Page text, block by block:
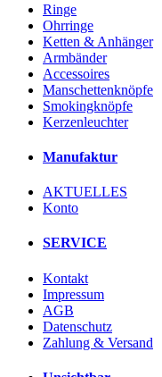
Ringe
Ohrringe
Ketten & Anhänger
Armbänder
Accessoires
Manschettenknöpfe
Smokingknöpfe
Kerzenleuchter
Manufaktur
AKTUELLES
Konto
SERVICE
Kontakt
Impressum
AGB
Datenschutz
Zahlung & Versand